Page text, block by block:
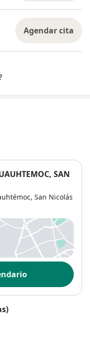
Agendar cita
SAN
, San Nicolás
en una nueva